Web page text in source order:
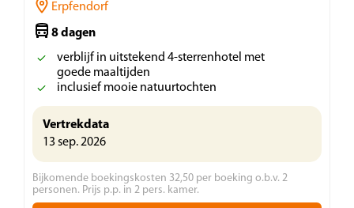
Erpfendorf
8 dagen
verblijf in uitstekend 4-sterrenhotel met
goede maaltijden
inclusief mooie natuurtochten
Vertrekdata
13 sep. 2026
Bijkomende boekingskosten 32,50 per boeking o.b.v. 2
personen. Prijs p.p. in 2 pers. kamer.